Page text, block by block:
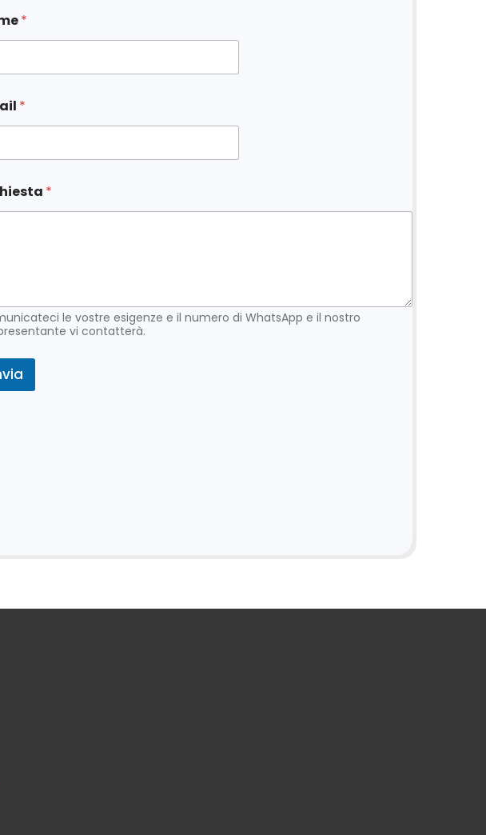
*
*
*
le vostre esigenze e il numero di WhatsApp e il nostro
vi contatterà.